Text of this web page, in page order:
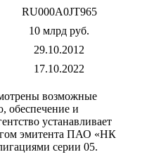
RU000A0JT965
10 млрд руб.
29.10.2012
17.10.2022
возможные
обеспечение и
устанавливает
эмитента ПАО «НК
серии 05.